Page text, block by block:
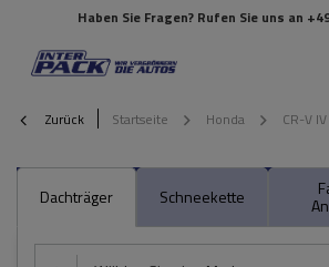
Haben Sie Fragen? Rufen Sie uns an
Zurück Startseite Honda CR-V
Dachträger Schneekette